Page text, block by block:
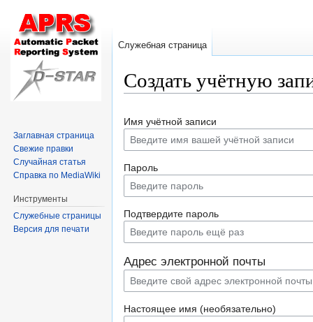
Создать учётную
к
навигации
к
поиску
Имя учётной записи
Пароль
Подтвердите пароль
Адрес электронной почты
Настоящее имя (необязательно)
Служебная страница
Заглавная страница
Свежие правки
Случайная статья
Справка по MediaWiki
Инструменты
Служебные страницы
Версия для печати